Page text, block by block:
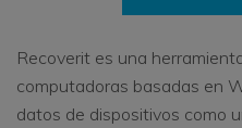
Recoverit es una
computadoras basadas en
datos de dispositivos como